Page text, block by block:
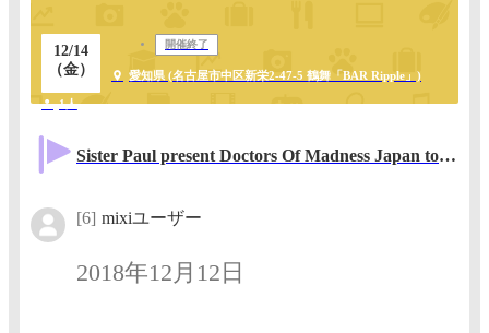
12/14
（金）
開催終了
愛知県 (名古屋市中区新栄2‐47‐5 鶴舞「BAR Ripple」)
1人
Sister Paul present Doctors Of Madness Japan tour in Nagoya
[6] mixiユーザー
2018年12月12日